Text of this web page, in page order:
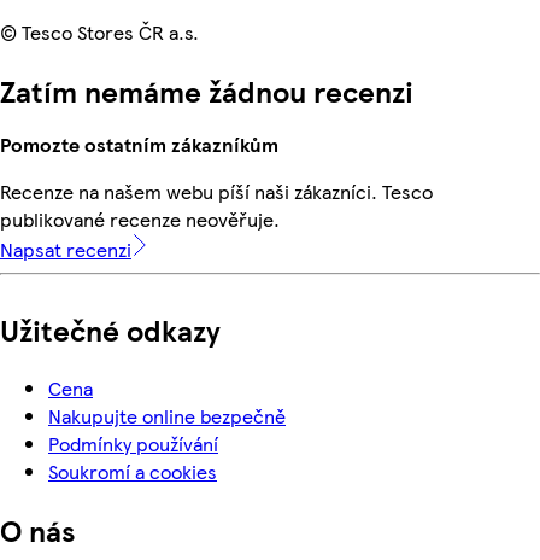
© Tesco Stores ČR a.s.
Zatím nemáme žádnou recenzi
Pomozte ostatním zákazníkům
Recenze na našem webu píší naši zákazníci. Tesco
publikované recenze neověřuje.
Napsat recenzi
Užitečné odkazy
Cena
Nakupujte online bezpečně
Podmínky používání
Soukromí a cookies
O nás